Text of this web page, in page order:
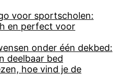
voor sportscholen:
en perfect voor
onder één dekbed:
deelbaar bed
hoe vind je de